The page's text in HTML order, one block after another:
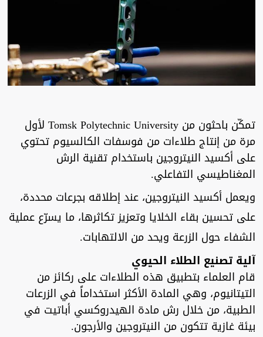
تمكّن باحثون من Tomsk Polytechnic University لأول
مرة من إنتاج طلاءات من فوسفات الكالسيوم تحتوي
على أكسيد النيتروجين باستخدام تقنية الرش
المغناطيسي التفاعلي.
ويعمل أكسيد النيتروجين، عند إطلاقه بجرعات محددة،
على تحسين بقاء الخلايا وتعزيز تكاثرها، ما يسرّع عملية
الشفاء حول الزرعة ويحد من الالتهابات.
آلية تصنيع الطلاء الحيوي
قام العلماء بتطبيق هذه الطلاءات على ركائز من
التيتانيوم، وهي المادة الأكثر استخداماً في الزرعات
الطبية، من خلال رش مادة الهيدروكسي أباتيت في
بيئة غازية تتكون من النيتروجين والأرجون.